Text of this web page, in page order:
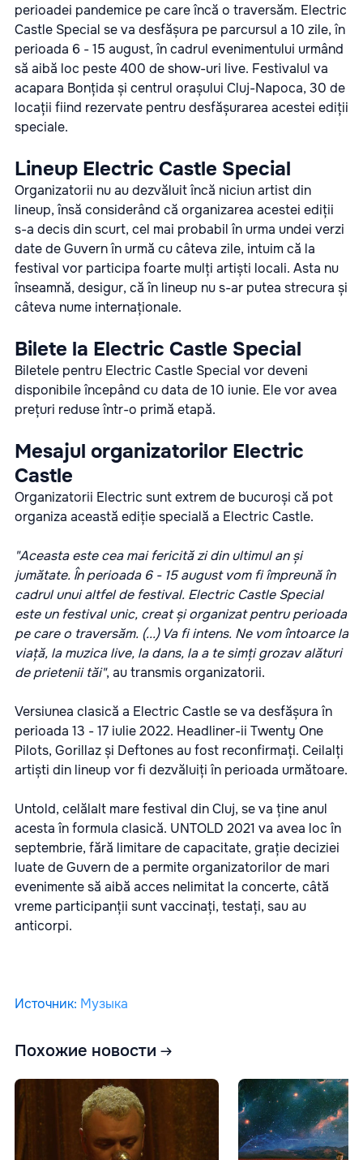
perioadei pandemice pe care încă o traversăm. Electric
Castle Special se va desfășura pe parcursul a 10 zile, în
perioada 6 - 15 august, în cadrul evenimentului urmând
să aibă loc peste 400 de show-uri live. Festivalul va
acapara Bonțida și centrul orașului Cluj-Napoca, 30 de
locații fiind rezervate pentru desfășurarea acestei ediții
speciale.
Lineup Electric Castle Special
Organizatorii nu au dezvăluit încă niciun artist din
lineup, însă considerând că organizarea acestei ediții
s-a decis din scurt, cel mai probabil în urma undei verzi
date de Guvern în urmă cu câteva zile, intuim că la
festival vor participa foarte mulți artiști locali. Asta nu
înseamnă, desigur, că în lineup nu s-ar putea strecura și
câteva nume internaționale.
Bilete la Electric Castle Special
Biletele pentru Electric Castle Special vor deveni
disponibile începând cu data de 10 iunie. Ele vor avea
prețuri reduse într-o primă etapă.
Mesajul organizatorilor Electric
Castle
Organizatorii Electric sunt extrem de bucuroși că pot
organiza această ediție specială a Electric Castle.
"Aceasta este cea mai fericită zi din ultimul an și
jumătate. În perioada 6 - 15 august vom fi împreună în
cadrul unui altfel de festival. Electric Castle Special
este un festival unic, creat și organizat pentru perioada
pe care o traversăm. (...) Va fi intens. Ne vom întoarce la
viață, la muzica live, la dans, la a te simți grozav alături
de prietenii tăi", au transmis organizatorii.
Versiunea clasică a Electric Castle se va desfășura în
perioada 13 - 17 iulie 2022. Headliner-ii Twenty One
Pilots, Gorillaz și Deftones au fost reconfirmați. Ceilalți
artiști din lineup vor fi dezvăluiți în perioada următoare.
Untold, celălalt mare festival din Cluj, se va ține anul
acesta în formula clasică. UNTOLD 2021 va avea loc în
septembrie, fără limitare de capacitate, grație deciziei
luate de Guvern de a permite organizatorilor de mari
evenimente să aibă acces nelimitat la concerte, câtă
vreme participanții sunt vaccinați, testați, sau au
anticorpi.
Источник: Музыка
Похожие новости